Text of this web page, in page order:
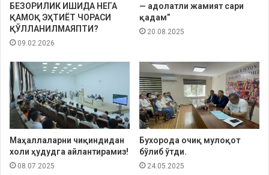
БЕЗОРИЛИК ИШИДА НЕГА
ҚАМОҚ ЭҲТИЁТ ЧОРАСИ
ҚЎЛЛАНИЛМАЯПТИ?
09.02.2026
— адолатли жамият сари
қадам”
20.08.2025
Маҳаллаларни чиқиндидан
холи ҳудудга айлантирамиз!
08.07.2025
Бухорода очиқ мулоқот
бўлиб ўтди.
24.05.2025